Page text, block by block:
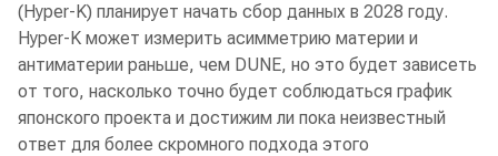
(Hyper-K) планирует начать сбор данных в 2028 году.
Hyper-K может измерить асимметрию материи и
антиматерии раньше, чем DUNE, но это будет зависеть
от того, насколько точно будет соблюдаться график
японского проекта и достижим ли пока неизвестный
ответ для более скромного подхода этого